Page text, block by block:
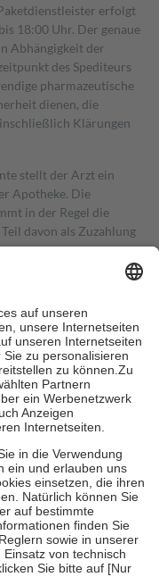
erfolgt
18:00 Uhr. Der genaue
Abhängigkeit der
des Spediteurs
pharmazeutische
dienen, die
Klärungen
stellt der Arzt ein
Apotheke. Die
in der Regel die
davon als Zuzahlung
in Höhe von zehn
als die tatsächlichen
Online-Apotheken.
beträgt die
zehn Euro je
eigene Gesundheit zu
zu unterstützen,
18. Lebensjahr
die von der